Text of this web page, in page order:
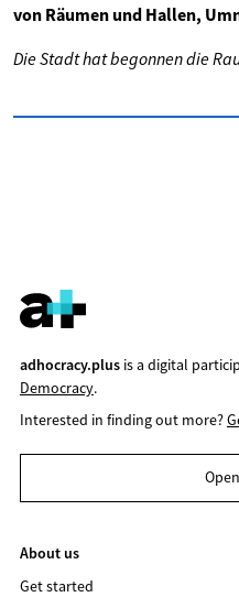
von Räumen und Hallen,
Die Stadt hat begonnen die
adhocracy.plusis a digital
Democracy.
Interested in finding out more?
About us
Get started